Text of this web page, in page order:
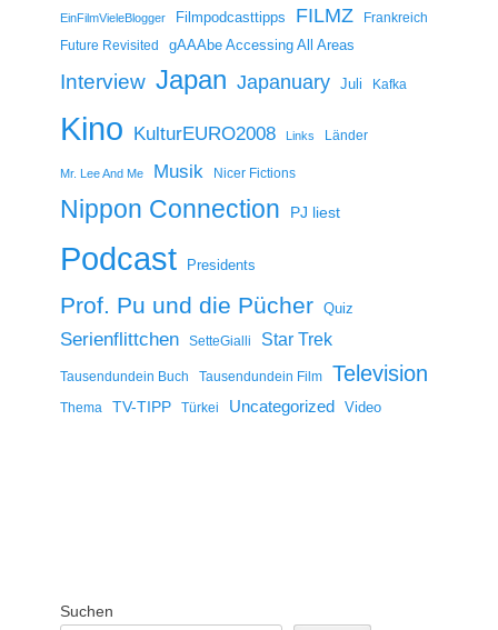
EinFilmVieleBlogger Filmpodcasttipps FILMZ
Frankreich
Future Revisited
gAAAbe Accessing All Areas
Interview Japan Japanuary Juli Kafka
Kino KulturEURO2008 Links Länder
Mr. Lee And Me Musik Nicer Fictions
Nippon Connection PJ liest
Podcast Presidents
Prof. Pu und die Pücher Quiz
Serienflittchen SetteGialli Star Trek
Tausendundein Buch Tausendundein Film Television
Thema TV-TIPP Türkei Uncategorized Video
Suchen